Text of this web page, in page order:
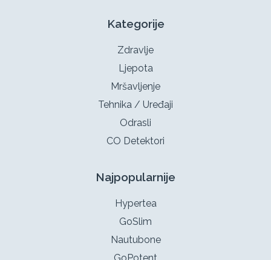
Kategorije
Zdravlje
Ljepota
Mršavljenje
Tehnika / Uređaji
Odrasli
CO Detektori
Najpopularnije
Hypertea
GoSlim
Nautubone